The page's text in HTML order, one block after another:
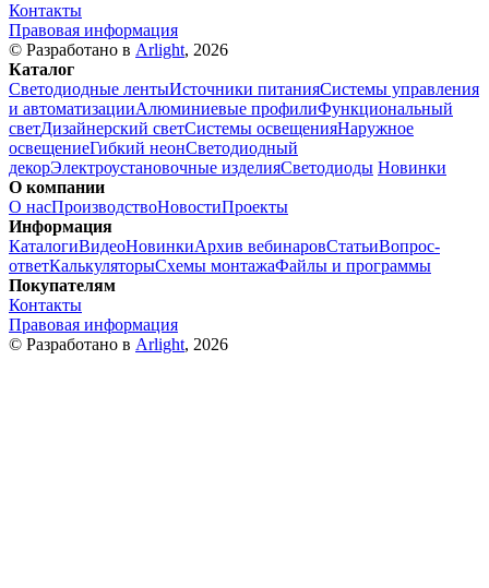
Контакты
Правовая информация
© Разработано в Arlight, 2026
Каталог
Светодиодные лентыИсточники питанияСистемы управления
и автоматизацииАлюминиевые профилиФункциональный
светДизайнерский светСистемы освещенияНаружное
освещениеГибкий неонСветодиодный
декорЭлектроустановочные изделияСветодиоды Новинки
О компании
О насПроизводствоНовостиПроекты
Информация
КаталогиВидеоНовинкиАрхив вебинаровСтатьиВопрос-
ответКалькуляторыСхемы монтажаФайлы и программы
Покупателям
Контакты
Правовая информация
© Разработано в Arlight, 2026